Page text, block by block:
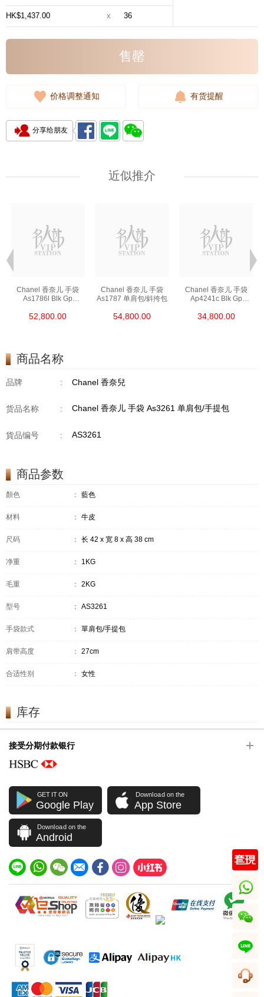
HK$1,437.00 x 36
售罄
价格调整通知 有货提醒
分享给朋友
近似推介
Chanel 香奈儿 手袋
As1786l Blk Gp
52,800.00
Chanel 香奈儿 手袋
As1787 单肩包/斜挎包
54,800.00
Chanel 香奈儿 手袋
Ap4241c Blk Gp
34,800.00
商品名称
品牌 : Chanel 香奈兒
货品名称 : Chanel 香奈儿 手袋 As3261 单肩包/手提包
貨品编号 : AS3261
商品参数
顏色 ： 藍色
材料 ： 牛皮
尺码 ： 长 42 x 宽 8 x 高 38 cm
净重 ： 1KG
毛重 ： 2KG
型号 ： AS3261
手袋款式 ： 單肩包/手提包
肩带高度 ： 27cm
合适性别 ： 女性
库存
接受分期付款银行
GET IT ON
Google Play
Download on the
App Store
Download on the
Android